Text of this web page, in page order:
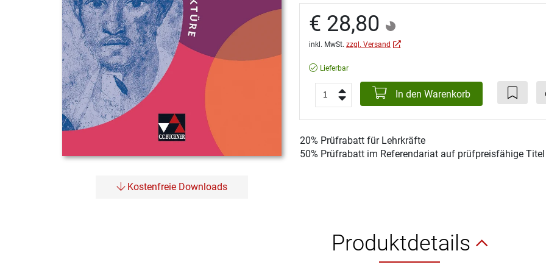
Kostenfreie Downloads
€ 28,80
inkl. MwSt. zzgl. Versand
Lieferbar
In den Warenkorb
20% Prüfrabatt für Lehrkräfte
50% Prüfrabatt im Referendariat auf prüfpreisfähige
Produktdetails